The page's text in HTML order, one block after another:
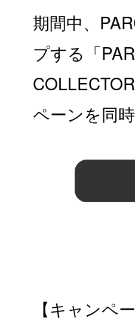
期間中、
プする「
ペーンを同
【キャンペ